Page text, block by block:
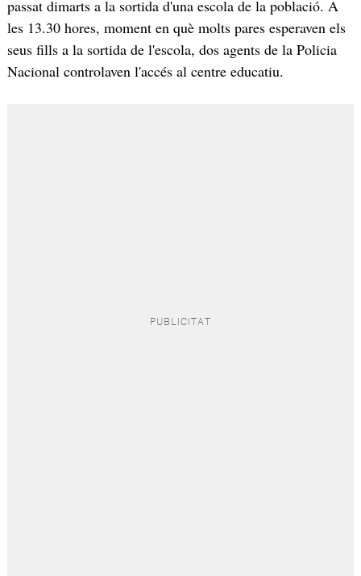
passat dimarts a la sortida d'una escola de la població. A
les 13.30 hores, moment en què molts pares esperaven els
seus fills a la sortida de l'escola, dos agents de la Policia
Nacional controlaven l'accés al centre educatiu.